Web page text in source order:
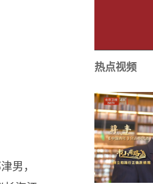
男，
热点视频